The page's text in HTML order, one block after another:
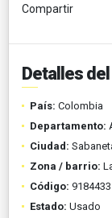
Compartir
Detalles
País: Colombia
Departamento:
Ciudad:
Zona / barrio:
Código: 9184433
Estado: Usado